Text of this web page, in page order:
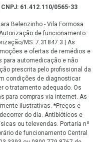
61.412.110/0565-33
Belenzinho - Vila Formosa
de funcionamento:
MS: 7.31847.3 | As
e ofertas de remédios e
para automedicação e não
prescrita pelo profissional da
condições de diagnosticar
o tratamento adequado. Os
para compras via internet. As
ilustrativas. *Preços e
do dia. Antibióticos e
ou televendas. Portaria nº
de funcionamento Central